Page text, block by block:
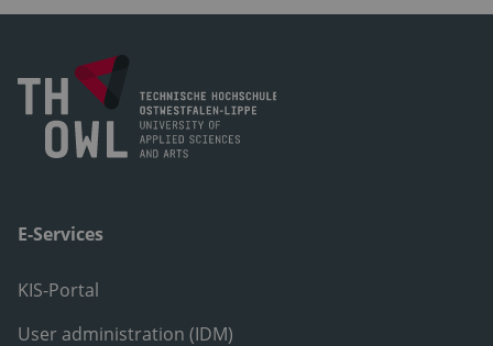
E-Services
KIS-Portal
User administration (IDM)